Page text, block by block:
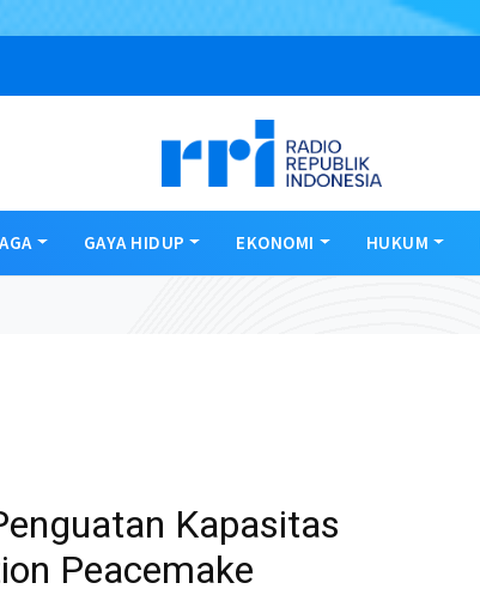
GAYA HIDUP EKONOMI HUKUM
Kapasitas
Peacemake